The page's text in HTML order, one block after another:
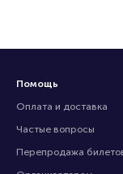
Помощь
Оплата и доставка
Частые вопросы
Перепродажа